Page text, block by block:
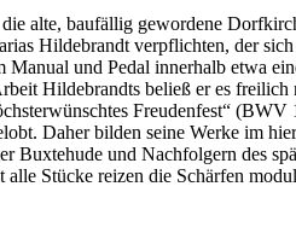
alte, baufällig gewordene
Hildebrandt verpflichten, der
und Pedal innerhalb etwa
Hildebrandts beließ er es
Freudenfest“
Daher bilden seine Werke im
Buxtehude und Nachfolgern des
Stücke reizen die Schärfen